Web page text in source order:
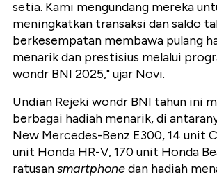
setia. Kami mengundang mereka
meningkatkan transaksi dan saldo
berkesempatan membawa pulang
menarik dan prestisius melalui
wondr BNI 2025," ujar Novi.
Undian Rejeki wondr BNI tahun ini
berbagai hadiah menarik, di
New Mercedes-Benz E300, 14 unit
unit Honda HR-V, 170 unit Honda
ratusansmartphonedan hadiah